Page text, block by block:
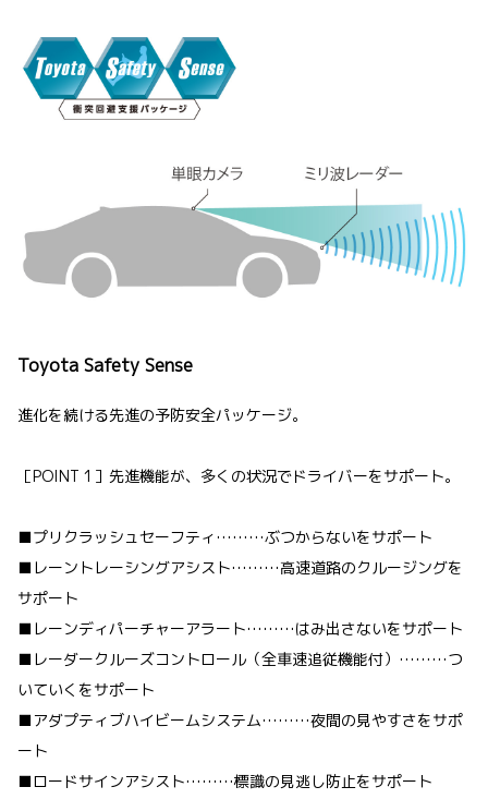
Toyota Safety Sense
進化を続ける先進の予防安全パッケージ。
［POINT 1］先進機能が、多くの状況でドライバーをサポート。
■プリクラッシュセーフティ………ぶつからないをサポート
■レーントレーシングアシスト………高速道路のクルージングを
サポート
■レーンディパーチャーアラート………はみ出さないをサポート
■レーダークルーズコントロール（全車速追従機能付）………つ
いていくをサポート
■アダプティブハイビームシステム………夜間の見やすさをサポ
ート
■ロードサインアシスト………標識の見逃し防止をサポート